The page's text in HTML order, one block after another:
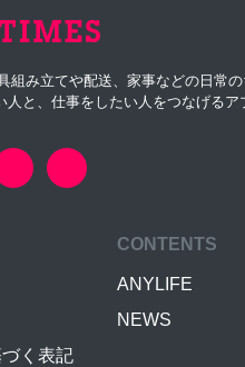
組み立てや配送、家事などの日常の
人と、仕事をしたい人をつなげるア
く表記
CONTENTS
ANYLIFE
NEWS